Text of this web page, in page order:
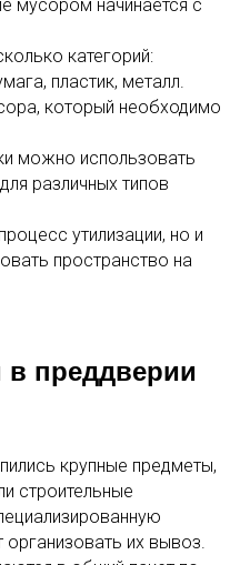
мусором начинается с
категорий:
пластик, металл.
который необходимо
можно использовать
различных типов
утилизации, но и
пространство на
в преддверии
крупные предметы,
строительные
их вывоз.